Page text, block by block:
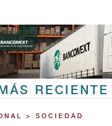
RECIENTE
> SOCIEDAD